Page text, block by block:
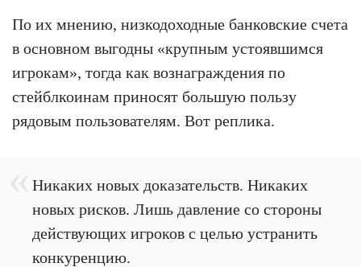
По их мнению, низкодоходные банковские счета
в основном выгодны «крупным устоявшимся
игрокам», тогда как вознаграждения по
стейблкоинам приносят большую пользу
рядовым пользователям. Вот реплика.
Никаких новых доказательств. Никаких
новых рисков. Лишь давление со стороны
действующих игроков с целью устранить
конкуренцию.